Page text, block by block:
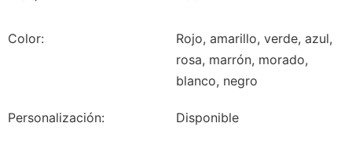
Color:
Rojo, amarillo, verde, azul,
rosa, marrón, morado,
blanco, negro
Personalización: Disponible